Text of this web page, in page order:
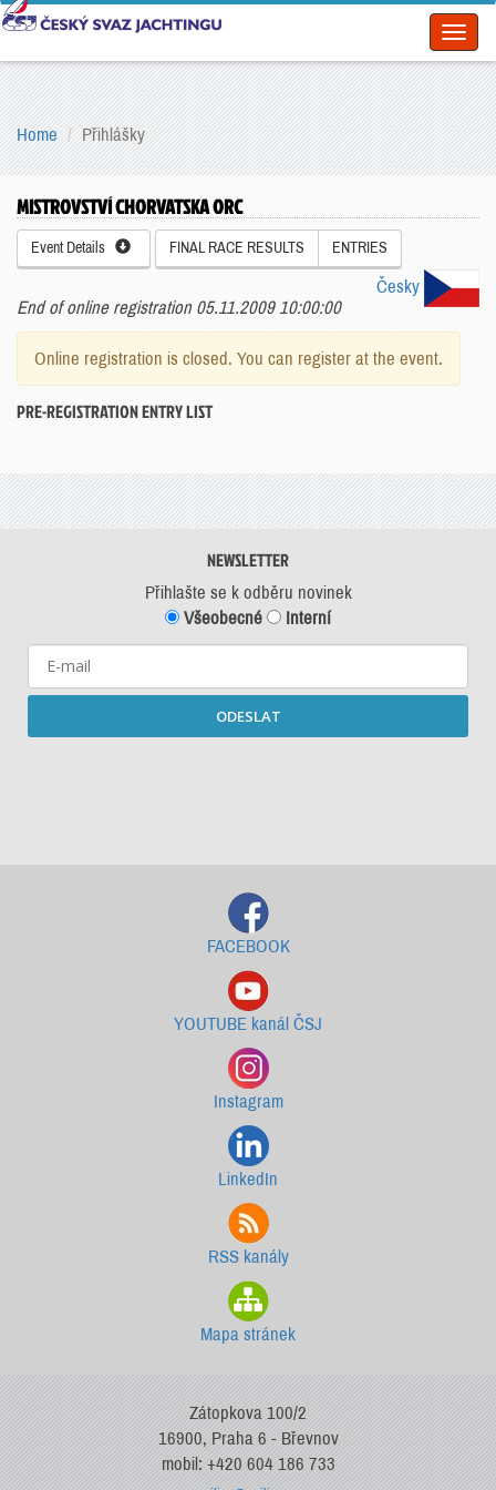
Home Přihlášky
MISTROVSTVÍ CHORVATSKA ORC
Event Details FINAL RACE RESULTS ENTRIES
Česky
End of online registration 05.11.2009 10:00:00
Online registration is closed. You can register at the event.
PRE-REGISTRATION ENTRY LIST
NEWSLETTER
Přihlašte se k odběru novinek
Všeobecné
Interní
ODESLAT
FACEBOOK
YOUTUBE kanál ČSJ
Instagram
LinkedIn
RSS kanály
Mapa stránek
Zátopkova 100/2
16900, Praha 6 - Břevnov
mobil: +420 604 186 733